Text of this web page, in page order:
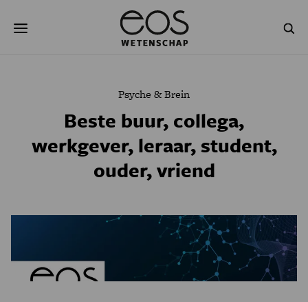
naar
NATUURWETENSCHAPPEN GESCHIEDENIS
PSYCHE & BREIN
PODCAST AGENDA
Psyche & Brein
Beste buur, collega,
werkgever, leraar, student,
ouder, vriend